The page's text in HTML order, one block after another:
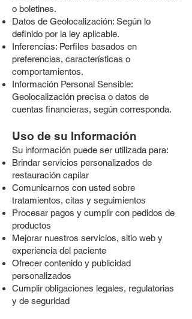
o boletines.
Datos de Geolocalización: Según lo
definido por la ley aplicable.
Inferencias: Perfiles basados en
preferencias, características o
comportamientos.
Información Personal Sensible:
Geolocalización precisa o datos de
cuentas financieras, según corresponda.
Uso de su Información
Su información puede ser utilizada para:
Brindar servicios personalizados de
restauración capilar
Comunicarnos con usted sobre
tratamientos, citas y seguimientos
Procesar pagos y cumplir con pedidos de
productos
Mejorar nuestros servicios, sitio web y
experiencia del paciente
Ofrecer contenido y publicidad
personalizados
Cumplir obligaciones legales, regulatorias
y de seguridad